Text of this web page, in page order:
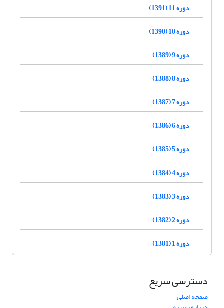
دوره 11 (1391)
دوره 10 (1390)
دوره 9 (1389)
دوره 8 (1388)
دوره 7 (1387)
دوره 6 (1386)
دوره 5 (1385)
دوره 4 (1384)
دوره 3 (1383)
دوره 2 (1382)
دوره 1 (1381)
دسترسی سریع
صفحه اصلی